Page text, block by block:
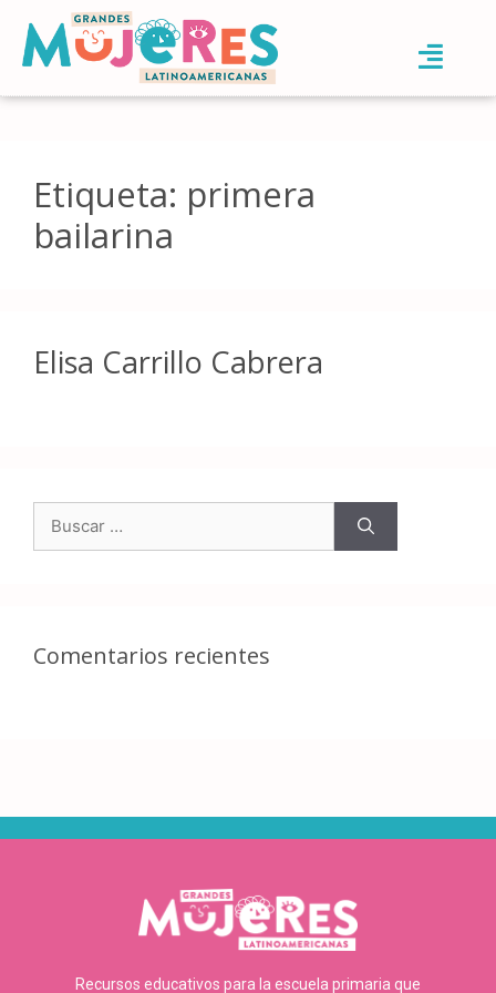
Etiqueta: primera
bailarina
Elisa Carrillo Cabrera
Comentarios recientes
Recursos educativos para la escuela primaria que